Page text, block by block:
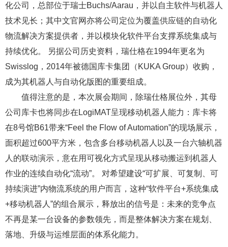
化公司，总部位于瑞士Buchs/Aarau，并以自主软件与机器人
技术见长；其中文官网亦将公司定位为覆盖供应链的自动化
物流解决方案提供者，并以模块化软件平台支撑系统集成与
持续优化。 另据公司历史资料，瑞仕格在1994年更名为
Swisslog，2014年被德国库卡集团（KUKA Group）收购，
成为其机器人与自动化版图的重要组成。
值得注意的是，本次展会期间，除瑞仕格展位外，其母
公司库卡也将同步在LogiMAT呈现移动机器人能力：库卡将
在8号馆B61带来“Feel the Flow of Automation”的现场展示，
面积超过600平方米，包含多台移动机器人以及一台六轴机器
人的联动演示，意在用可视化方式呈现从移动搬运到机器人
作业的连续自动化“流动”。 对希望建设“可扩展、可复制、可
持续演进”内物流系统的用户而言，这种“软件平台+系统集成
+移动机器人”的组合展示，释放出的信号是：未来的竞争点
不再是某一台设备的参数领先，而是整体解决方案在规划、
落地、升级与运维层面的体系化能力。